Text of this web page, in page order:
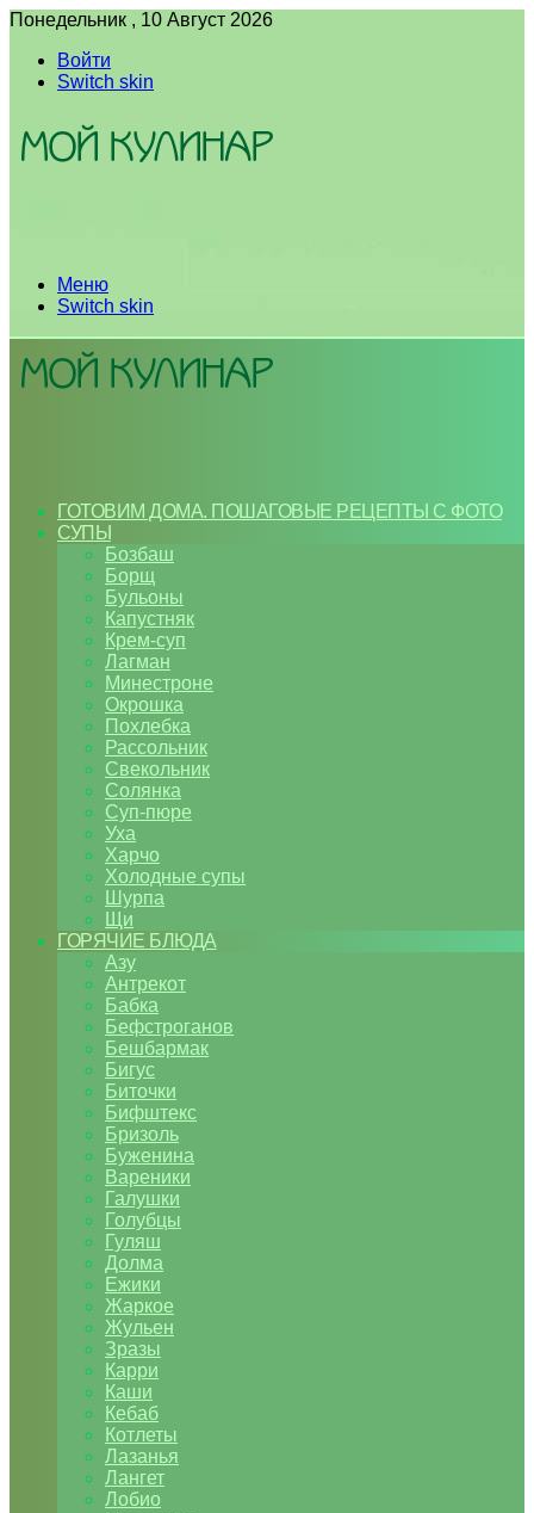
Понедельник , 10 Август 2026
Войти
Switch skin
Меню
Switch skin
ГОТОВИМ ДОМА. ПОШАГОВЫЕ РЕЦЕПТЫ С ФОТО
СУПЫ
Бозбаш
Борщ
Бульоны
Капустняк
Крем-суп
Лагман
Минестроне
Окрошка
Похлебка
Рассольник
Свекольник
Солянка
Суп-пюре
Уха
Харчо
Холодные супы
Шурпа
Щи
ГОРЯЧИЕ БЛЮДА
Азу
Антрекот
Бабка
Бефстроганов
Бешбармак
Бигус
Биточки
Бифштекс
Бризоль
Буженина
Вареники
Галушки
Голубцы
Гуляш
Долма
Ежики
Жаркое
Жульен
Зразы
Карри
Каши
Кебаб
Котлеты
Лазанья
Лангет
Лобио